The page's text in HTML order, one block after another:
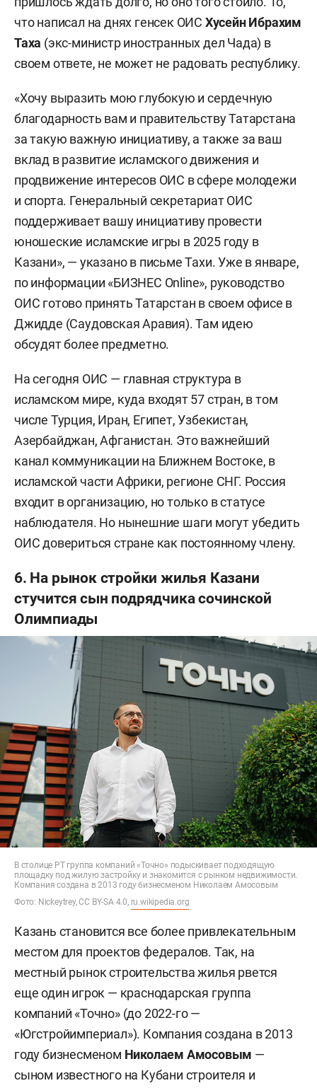
что написал на днях генсек ОИС Хусейн Ибрахим
Таха (экс-министр иностранных дел Чада) в
своем ответе, не может не радовать республику.
«Хочу выразить мою глубокую и сердечную
благодарность вам и правительству Татарстана
за такую важную инициативу, а также за ваш
вклад в развитие исламского движения и
продвижение интересов ОИС в сфере молодежи
и спорта. Генеральный секретариат ОИС
поддерживает вашу инициативу провести
юношеские исламские игры в 2025 году в
Казани», — указано в письме Тахи. Уже в январе,
по информации «БИЗНЕС Online», руководство
ОИС готово принять Татарстан в своем офисе в
Джидде (Саудовская Аравия). Там идею
обсудят более предметно.
На сегодня ОИС — главная структура в
исламском мире, куда входят 57 стран, в том
числе Турция, Иран, Египет, Узбекистан,
Азербайджан, Афганистан. Это важнейший
канал коммуникации на Ближнем Востоке, в
исламской части Африки, регионе СНГ. Россия
входит в организацию, но только в статусе
наблюдателя. Но нынешние шаги могут убедить
ОИС довериться стране как постоянному члену.
6. На рынок стройки жилья Казани
стучится сын подрядчика сочинской
Олимпиады
В столице РТ группа компаний «Точно» подыскивает подходящую
площадку под жилую застройку и знакомится с рынком недвижимости.
Компания создана в 2013 году бизнесменом Николаем Амосовым
Фото: Nickeytrey, CC BY-SA 4.0, ru.wikipedia.org
Казань становится все более привлекательным
местом для проектов федералов. Так, на
местный рынок строительства жилья рвется
еще один игрок — краснодарская группа
компаний «Точно» (до 2022-го —
«Югстройимпериал»). Компания создана в 2013
году бизнесменом Николаем Амосовым —
сыном известного на Кубани строителя и